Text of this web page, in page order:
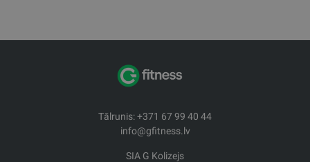
Tālrunis: +371 67 99 40 44
info@gfitness.lv
SIA G Kolizejs